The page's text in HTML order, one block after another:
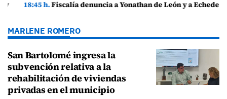
18:45 h.Fiscalía denuncia a Yonathan de León y a Echedey Eugenio por presuntas anomalías en contratos festivos
MARLENE ROMERO
San Bartolomé ingresa la
subvención relativa a la
rehabilitación de viviendas
privadas en el municipio